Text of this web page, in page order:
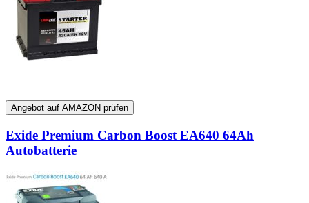
Angebot auf AMAZON prüfen
Exide Premium Carbon Boost EA640 64Ah
Autobatterie